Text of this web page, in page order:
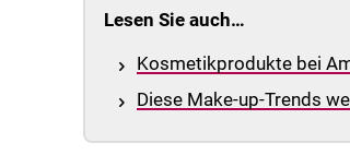
Lesen Sie auch…
Kosmetikprodukte bei
Diese Make-up-Trends